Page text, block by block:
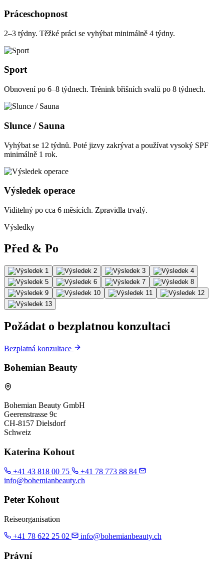
Práceschopnost
2–3 týdny. Těžké práci se vyhýbat minimálně 4 týdny.
Sport
Obnovení po 6–8 týdnech. Trénink břišních svalů po 8 týdnech.
Slunce / Sauna
Vyhýbat se 12 týdnů. Poté jizvy zakrývat a používat vysoký SPF
minimálně 1 rok.
Výsledek operace
Viditelný po cca 6 měsících. Zpravidla trvalý.
Výsledky
Před & Po
Požádat o bezplatnou konzultaci
Bezplatná konzultace
Bohemian Beauty
Bohemian Beauty GmbH
Geerenstrasse 9c
CH-8157 Dielsdorf
Schweiz
Katerina Kohout
+41 43 818 00 75
+41 78 773 88 84
info@bohemianbeauty.ch
Peter Kohout
Reiseorganisation
+41 78 622 25 02
info@bohemianbeauty.ch
Právní